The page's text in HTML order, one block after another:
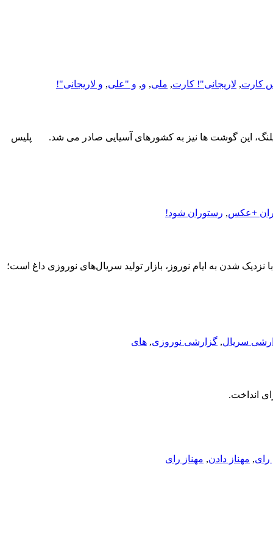
کارت‌, لاریجانی"! کارت‌, ملی, و, و "علی, و لاریجانی"!
این گوشت ها نیز به کشورهای آسیایی صادر می شد. پلیس
+عکس, رستوران شود!
شبکه دو و سه سیما با نزدیک شدن به ایام نوروز، بازار تولید سریال‌های نوروزی داغ است؛
سریال, گزارشی نوروزی, های
انداخت.
, مهناز دادن, مهناز رای